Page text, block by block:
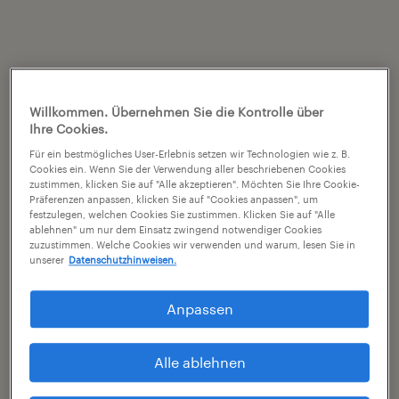
Willkommen. Übernehmen Sie die Kontrolle über
Ihre Cookies.
Für ein bestmögliches User-Erlebnis setzen wir Technologien wie z. B.
Cookies ein. Wenn Sie der Verwendung aller beschriebenen Cookies
zustimmen, klicken Sie auf "Alle akzeptieren". Möchten Sie Ihre Cookie-
Präferenzen anpassen, klicken Sie auf "Cookies anpassen", um
festzulegen, welchen Cookies Sie zustimmen. Klicken Sie auf "Alle
ablehnen" um nur dem Einsatz zwingend notwendiger Cookies
zuzustimmen. Welche Cookies wir verwenden und warum, lesen Sie in
unserer Datenschutzhinweisen.
Anpassen
Alle ablehnen